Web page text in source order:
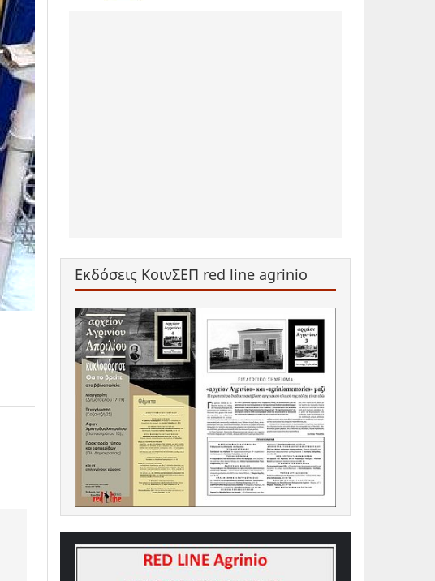
Εκδόσεις ΚοινΣΕΠ red line agrinio